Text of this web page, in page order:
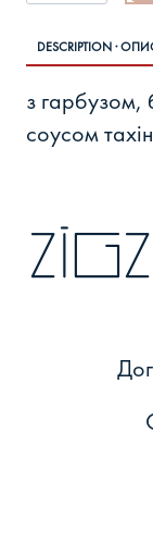
DESCRIPTION ·
з гарбузом,
соусом